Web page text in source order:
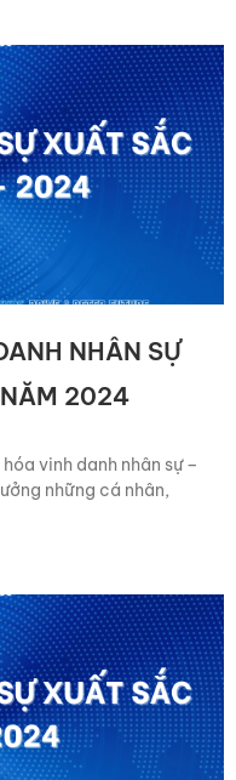
NHÂN SỰ
2024
vinh danh nhân sự –
những cá nhân,